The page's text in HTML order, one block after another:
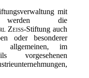
mit
werden die
Zeiss-Stiftung auch
oder besonderer
allgemeinen, im
vorgesehenen